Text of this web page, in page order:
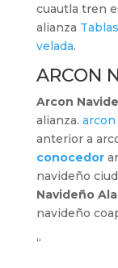
cuautla tren
alianza
velada.
ARCON
Arcon
alianza.
anterior a
conocedor
navideño
Navideño
navideño
“